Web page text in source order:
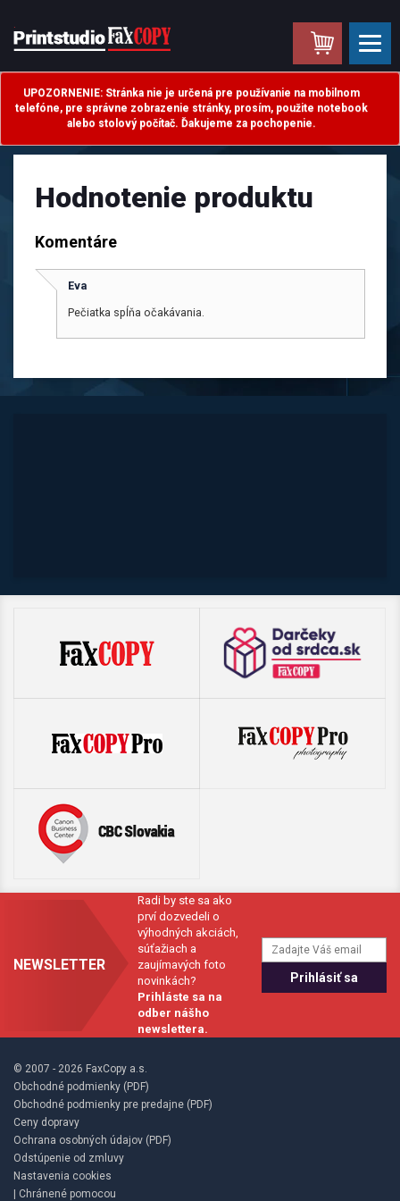
UPOZORNENIE: Stránka nie je určená pre používanie na mobilnom
telefóne, pre správne zobrazenie stránky, prosím, použite notebook
alebo stolový počítač. Ďakujeme za pochopenie.
.
Hodnotenie produktu
Komentáre
Eva
Pečiatka spĺňa očakávania.
NEWSLETTER
Radi by ste sa ako
prví dozvedeli o
výhodných akciách,
súťažiach a
zaujímavých foto
novinkách?
Prihláste sa na
odber nášho
newslettera.
© 2007 - 2026 FaxCopy a.s.
Obchodné podmienky (PDF)
Obchodné podmienky pre predajne (PDF)
Ceny dopravy
Ochrana osobných údajov (PDF)
Odstúpenie od zmluvy
Nastavenia cookies
| Chránené pomocou